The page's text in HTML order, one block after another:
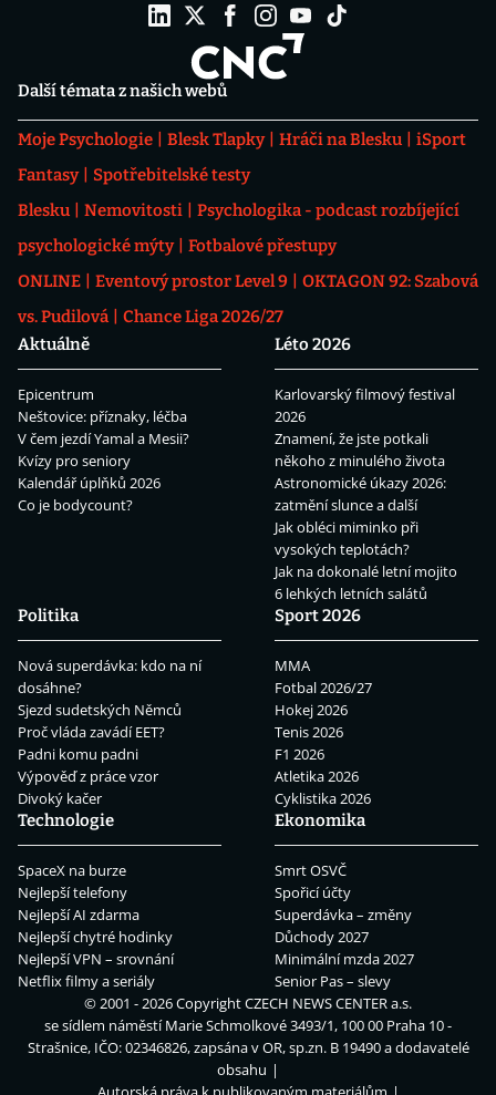
Další témata z našich webů
Moje Psychologie Blesk Tlapky Hráči na Blesku
iSport
Fantasy
Spotřebitelské testy
Blesku
Nemovitosti
Psychologika - podcast rozbíjející
psychologické mýty
Fotbalové přestupy
ONLINE
Eventový prostor Level 9
OKTAGON 92: Szabová
vs. Pudilová
Chance Liga 2026/27
Aktuálně
Epicentrum
Neštovice: příznaky, léčba
V čem jezdí Yamal a Mesii?
Kvízy pro seniory
Kalendář úplňků 2026
Co je bodycount?
Léto 2026
Karlovarský filmový festival
2026
Znamení, že jste potkali
někoho z minulého života
Astronomické úkazy 2026:
zatmění slunce a další
Jak obléci miminko při
vysokých teplotách?
Jak na dokonalé letní mojito
6 lehkých letních salátů
Politika
Nová superdávka: kdo na ní
dosáhne?
Sjezd sudetských Němců
Proč vláda zavádí EET?
Padni komu padni
Výpověď z práce vzor
Divoký kačer
Sport 2026
MMA
Fotbal 2026/27
Hokej 2026
Tenis 2026
F1 2026
Atletika 2026
Cyklistika 2026
Technologie
SpaceX na burze
Nejlepší telefony
Nejlepší AI zdarma
Nejlepší chytré hodinky
Nejlepší VPN – srovnání
Netflix filmy a seriály
Ekonomika
Smrt OSVČ
Spořicí účty
Superdávka – změny
Důchody 2027
Minimální mzda 2027
Senior Pas – slevy
© 2001 - 2026 CopyrightCZECH NEWS CENTER a.s.
se sídlem náměstí Marie Schmolkové 3493/1, 100 00 Praha 10 -
Strašnice, IČO: 02346826, zapsána v OR, sp.zn. B 19490 a dodavatelé
obsahu